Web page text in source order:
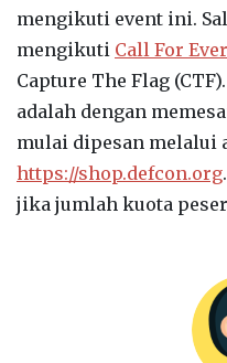
mengikuti event ini.
mengikuti Call For
Capture The Flag
adalah dengan
mulai dipesan melalui
https://shop.defcon.org
jika jumlah kuota